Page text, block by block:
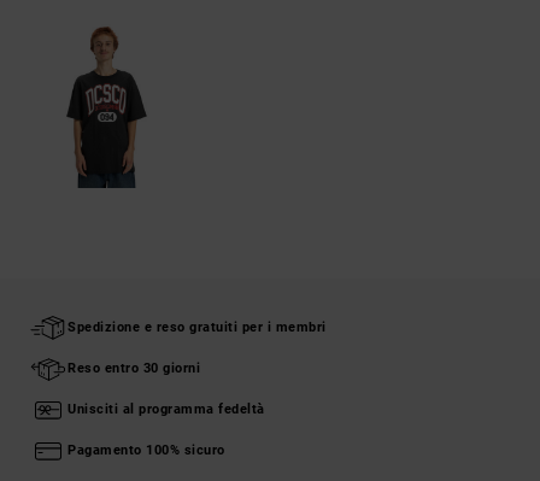
Spedizione e reso gratuiti per i membri
Reso entro 30 giorni
Unisciti al programma fedeltà
Pagamento 100% sicuro